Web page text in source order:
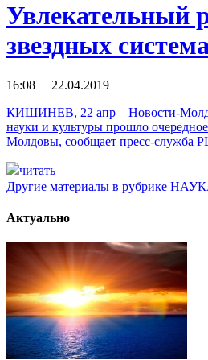
Увлекательный
звездных
16:08 22.04.2019
КИШИНЕВ, 22 апр – Новости-
науки и культуры прошло
Молдовы, сообщает пресс-служба
читать
Другие материалы в рубрике
Актуально